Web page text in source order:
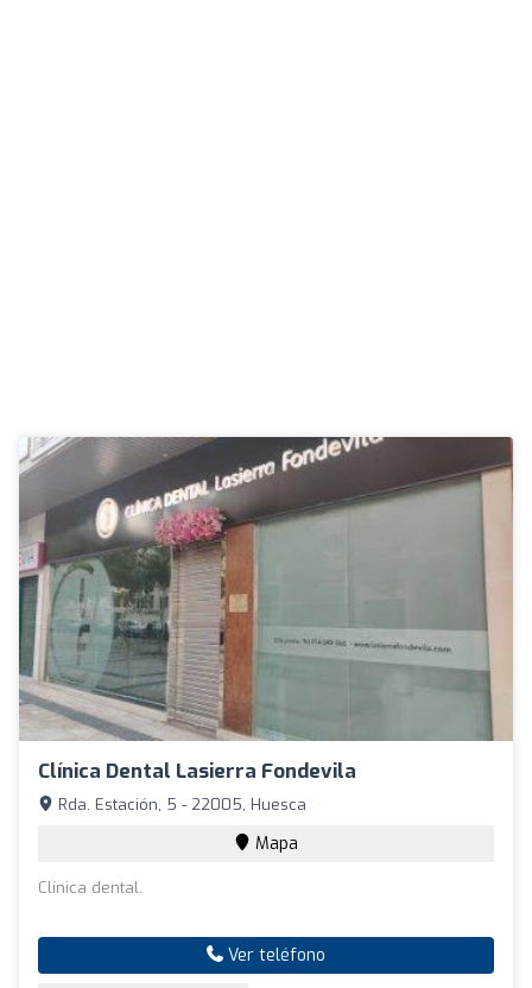
Clínica Dental Lasierra Fondevila
Rda. Estación, 5 - 22005, Huesca
Mapa
Clínica dental.
Ver teléfono